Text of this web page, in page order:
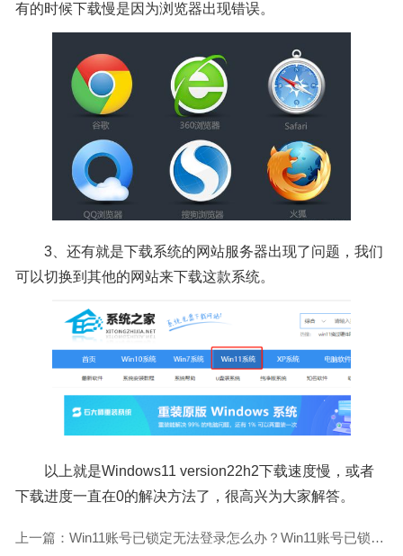
有的时候下载慢是因为浏览器出现错误。
3、还有就是下载系统的网站服务器出现了问题，我们
可以切换到其他的网站来下载这款系统。
以上就是Windows11 version22h2下载速度慢，或者
下载进度一直在0的解决方法了，很高兴为大家解答。
上一篇：Win11账号已锁定无法登录怎么办？Win11账号已锁定无法登录的解决方法